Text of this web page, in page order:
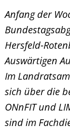
Anfang der
Hersfeld-
Auswärtigen
Im
sich über die
ONnFIT und
sind im